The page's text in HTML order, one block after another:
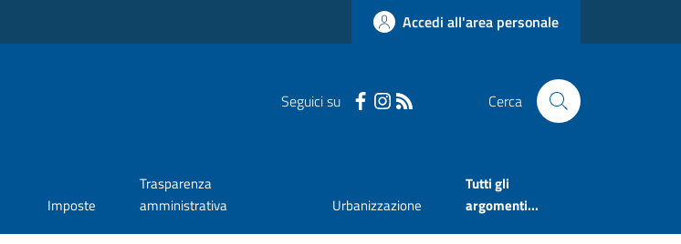
Accedi all'area personale
Seguici su Cerca
Imposte
Trasparenza
amministrativa
Urbanizzazione
Tutti gli
argomenti...